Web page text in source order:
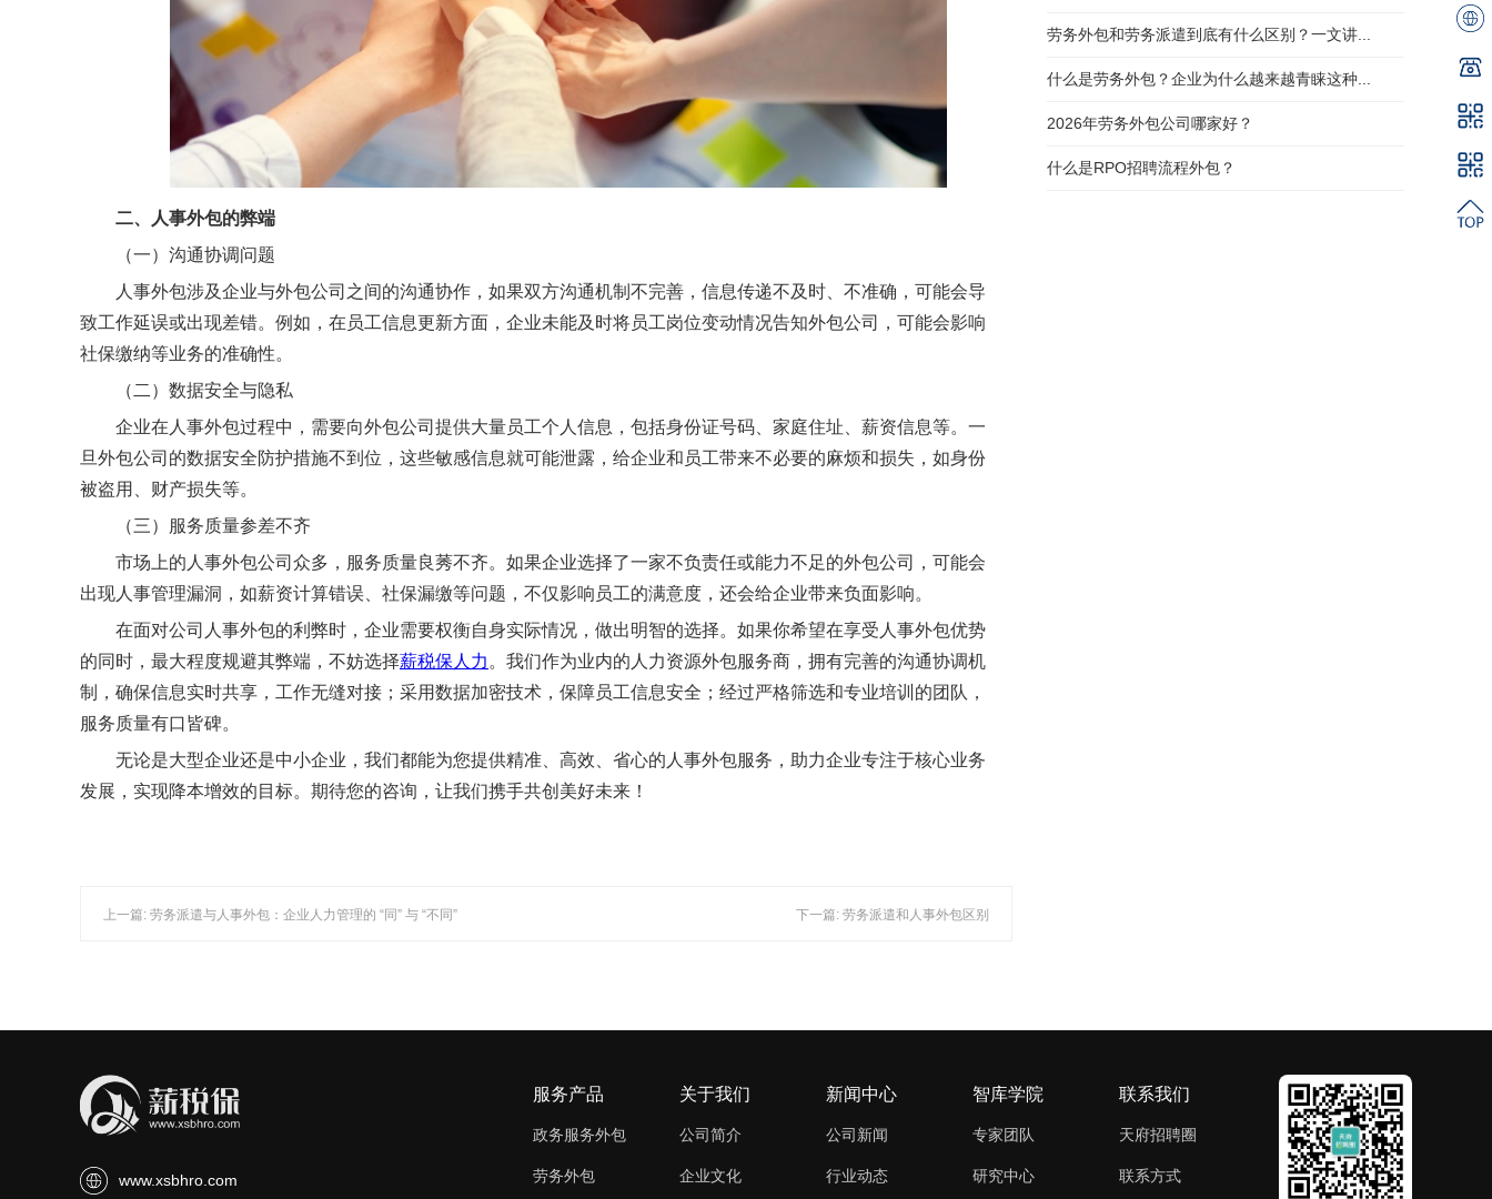
二、人事外包的弊端
（一）沟通协调问题
人事外包涉及企业与外包公司之间的沟通协作，如果双方沟通机制不完善，信息传递不及时、不准确，可能会导
致工作延误或出现差错。例如，在员工信息更新方面，企业未能及时将员工岗位变动情况告知外包公司，可能会影响
社保缴纳等业务的准确性。
（二）数据安全与隐私
企业在人事外包过程中，需要向外包公司提供大量员工个人信息，包括身份证号码、家庭住址、薪资信息等。一
旦外包公司的数据安全防护措施不到位，这些敏感信息就可能泄露，给企业和员工带来不必要的麻烦和损失，如身份
被盗用、财产损失等。
（三）服务质量参差不齐
市场上的人事外包公司众多，服务质量良莠不齐。如果企业选择了一家不负责任或能力不足的外包公司，可能会
出现人事管理漏洞，如薪资计算错误、社保漏缴等问题，不仅影响员工的满意度，还会给企业带来负面影响。
在面对公司人事外包的利弊时，企业需要权衡自身实际情况，做出明智的选择。如果你希望在享受人事外包优势
的同时，最大程度规避其弊端，不妨选择薪税保人力 。我们作为业内的人力资源外包服务商，拥有完善的沟通协调机
制，确保信息实时共享，工作无缝对接；采用数据加密技术，保障员工信息安全；经过严格筛选和专业培训的团队，
服务质量有口皆碑。
无论是大型企业还是中小企业，我们都能为您提供精准、高效、省心的人事外包服务，助力企业专注于核心业务
发展，实现降本增效的目标。期待您的咨询，让我们携手共创美好未来！
上一篇: 劳务派遣与人事外包：企业人力管理的 “同” 与 “不同” 下一篇: 劳务派遣和人事外包区别
劳务外包和劳务派遣到底有什么区别？一文讲...
什么是劳务外包？企业为什么越来越青睐这种...
2026年劳务外包公司哪家好？
什么是RPO招聘流程外包？
www.xsbhro.com
服务产品
政务服务外包
劳务外包
关于我们
公司简介
企业文化
新闻中心
公司新闻
行业动态
智库学院
专家团队
研究中心
联系我们
天府招聘圈
联系方式